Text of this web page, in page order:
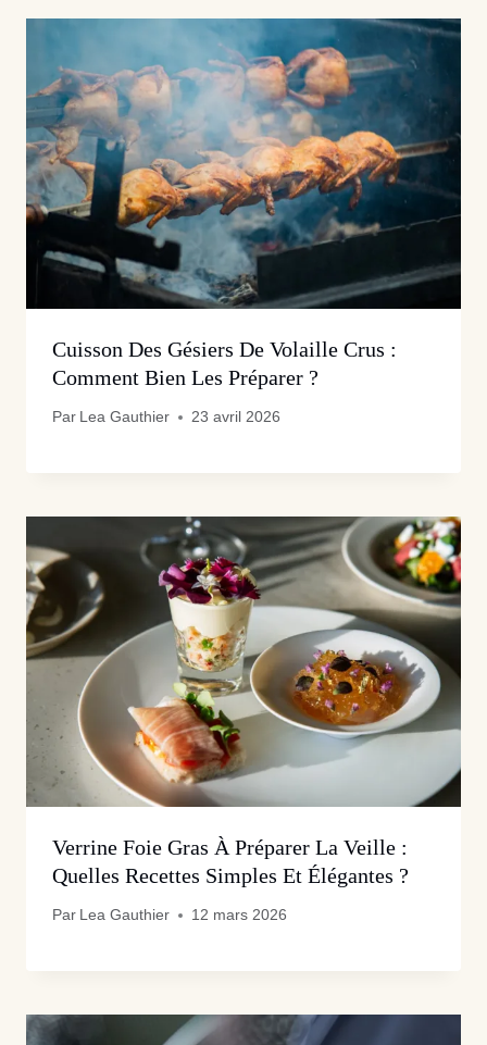
Cuisson Des Gésiers De Volaille Crus :
Comment Bien Les Préparer ?
Par Lea Gauthier 23 avril 2026
Verrine Foie Gras À Préparer La Veille :
Quelles Recettes Simples Et Élégantes ?
Par Lea Gauthier 12 mars 2026